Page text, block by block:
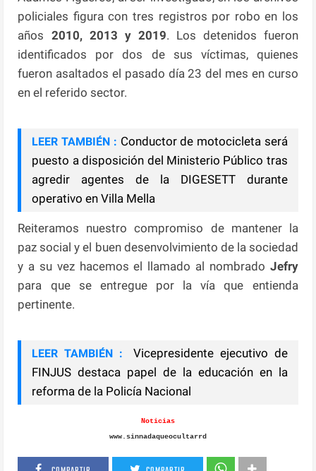
policiales figura con tres registros por robo en los
años 2010, 2013 y 2019. Los detenidos fueron
identificados por dos de sus víctimas, quienes
fueron asaltados el pasado día 23 del mes en curso
en el referido sector.
LEER TAMBIÉN : Conductor de motocicleta será
puesto a disposición del Ministerio Público tras
agredir agentes de la DIGESETT durante
operativo en Villa Mella
Reiteramos nuestro compromiso de mantener la
paz social y el buen desenvolvimiento de la sociedad
y a su vez hacemos el llamado al nombrado Jefry
para que se entregue por la vía que entienda
pertinente.
LEER TAMBIÉN :
Vicepresidente ejecutivo de
FINJUS destaca papel de la educación en la
reforma de la Policía Nacional
Noticias
www.sinnadaqueocultarrd